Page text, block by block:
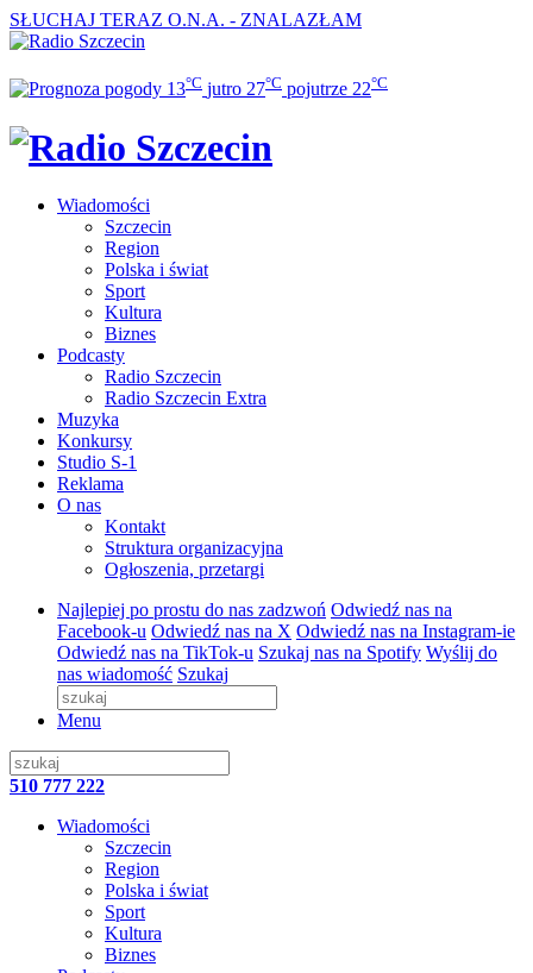
SŁUCHAJ TERAZ O.N.A. - ZNALAZŁAM
13°C jutro 27°C pojutrze 22°C
Wiadomości
Szczecin
Region
Polska i świat
Sport
Kultura
Biznes
Podcasty
Radio Szczecin
Radio Szczecin Extra
Muzyka
Konkursy
Studio S-1
Reklama
O nas
Kontakt
Struktura organizacyjna
Ogłoszenia, przetargi
Najlepiej po prostu do nas zadzwoń Odwiedź nas na
Facebook-u Odwiedź nas na X Odwiedź nas na Instagram-ie
Odwiedź nas na TikTok-u Szukaj nas na Spotify Wyślij do
nas wiadomość Szukaj
Menu
510 777 222
Wiadomości
Szczecin
Region
Polska i świat
Sport
Kultura
Biznes